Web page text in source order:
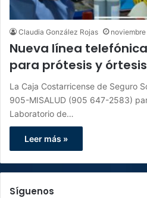
Claudia González Rojas
Nueva línea
para prótesis y órtesis
La Caja Costarricense de Seguro
905-MISALUD (905 647-2583)
Laboratorio de…
Leer más »
Síguenos